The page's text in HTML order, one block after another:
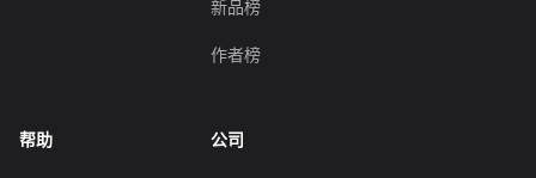
新品榜
作者榜
帮助 公司